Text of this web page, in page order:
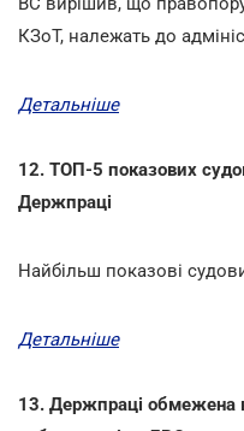
КЗоТ, належать до
Детальніше
12. ТОП-5 показових
Держпраці
Найбільш показові
Детальніше
13. Держпраці обмежена